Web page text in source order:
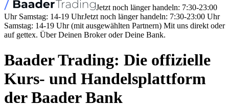
Jetzt noch länger handeln: 7:30-23:00
Uhr Samstag: 14-19 UhrJetzt noch länger handeln: 7:30-23:00 Uhr
Samstag: 14-19 Uhr (mit ausgewählten Partnern) Mit uns direkt oder
auf gettex. Über Deinen Broker oder Deine Bank.
Baader Trading: Die offizielle
Kurs- und Handelsplattform
der Baader Bank